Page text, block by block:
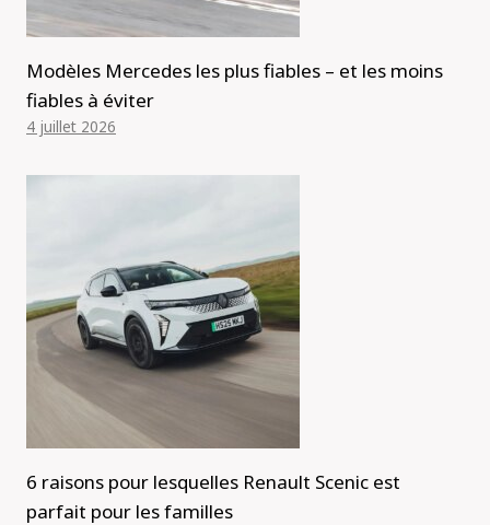
Modèles Mercedes les plus fiables – et les moins
fiables à éviter
4 juillet 2026
6 raisons pour lesquelles Renault Scenic est
parfait pour les familles